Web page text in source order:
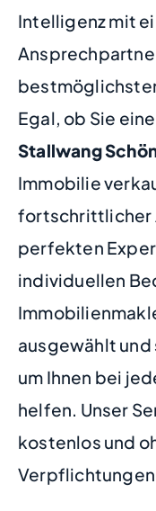
Intelligenz mit
Egal, ob Sie
Stallwang
Immobilie
fortschrittlicher
perfekten
individuellen
ausgewählt
um Ihnen bei
helfen. Unser
kostenlos und